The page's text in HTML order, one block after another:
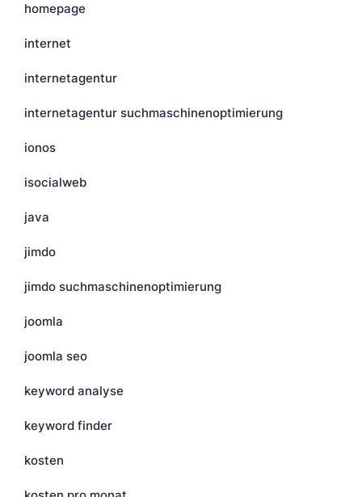
homepage
internet
internetagentur
internetagentur suchmaschinenoptimierung
ionos
isocialweb
java
jimdo
jimdo suchmaschinenoptimierung
joomla
joomla seo
keyword analyse
keyword finder
kosten